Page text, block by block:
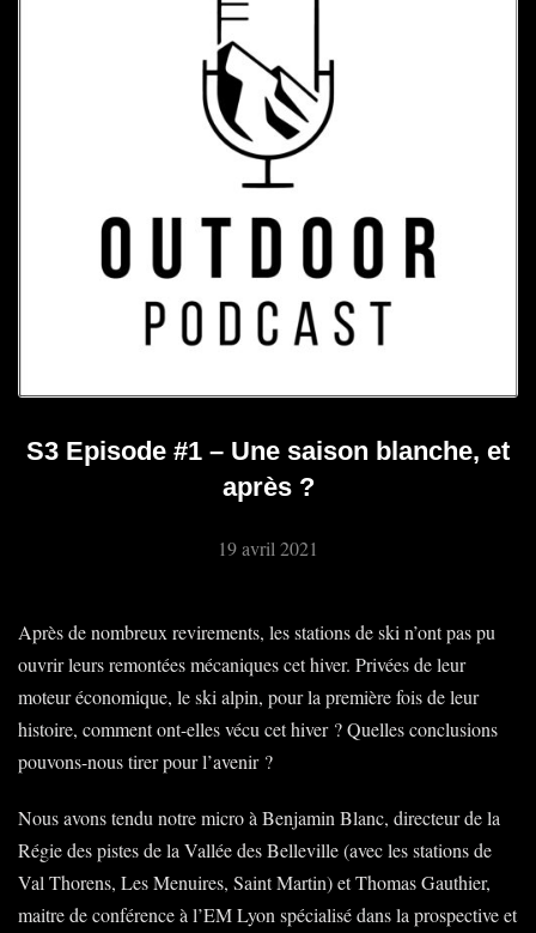
S3 Episode #1 – Une saison blanche, et
après ?
19 avril 2021
Après de nombreux revirements, les stations de ski n’ont pas pu
ouvrir leurs remontées mécaniques cet hiver. Privées de leur
moteur économique, le ski alpin, pour la première fois de leur
histoire, comment ont-elles vécu cet hiver ? Quelles conclusions
pouvons-nous tirer pour l’avenir ?
Nous avons tendu notre micro à Benjamin Blanc, directeur de la
Régie des pistes de la Vallée des Belleville (avec les stations de
Val Thorens, Les Menuires, Saint Martin) et Thomas Gauthier,
maitre de conférence à l’EM Lyon spécialisé dans la prospective et